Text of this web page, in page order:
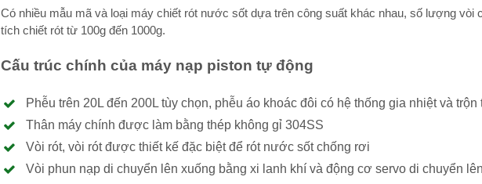
Có nhiều mẫu mã và loại máy chiết rót nước sốt dựa trên công suất khác nhau, số lượng vòi
tích chiết rót từ 100g đến 1000g.
Cấu trúc chính của máy nạp piston tự động
Phễu trên 20L đến 200L tùy chọn, phễu áo khoác đôi có hệ thống gia nhiệt và trộn
Thân máy chính được làm bằng thép không gỉ 304SS
Vòi rót, vòi rót được thiết kế đặc biệt để rót nước sốt chống rơi
Vòi phun nạp di chuyển lên xuống bằng xi lanh khí và động cơ servo di chuyển